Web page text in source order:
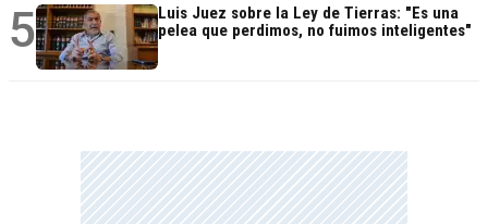
5
Luis Juez sobre la Ley de Tierras: "Es una
pelea que perdimos, no fuimos inteligentes"